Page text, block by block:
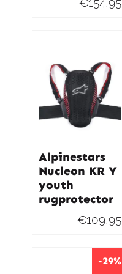
Alpinestars
Nucleon KR Y
youth
rugprotector
€109,95
-29%